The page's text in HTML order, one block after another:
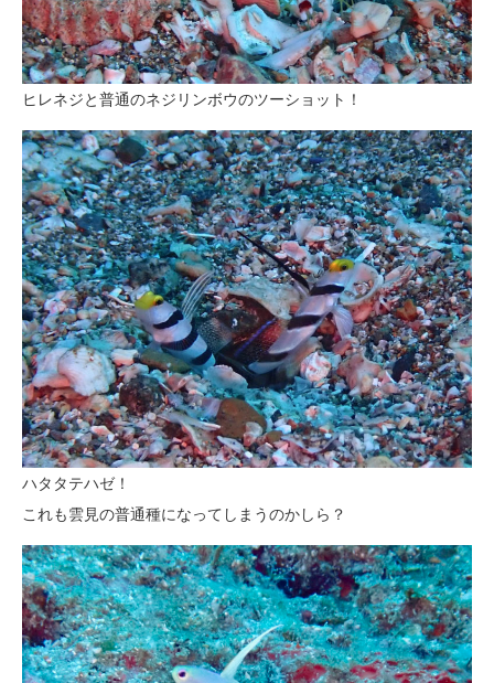
ヒレネジと普通のネジリンボウのツーショット！
ハタタテハゼ！
これも雲見の普通種になってしまうのかしら？